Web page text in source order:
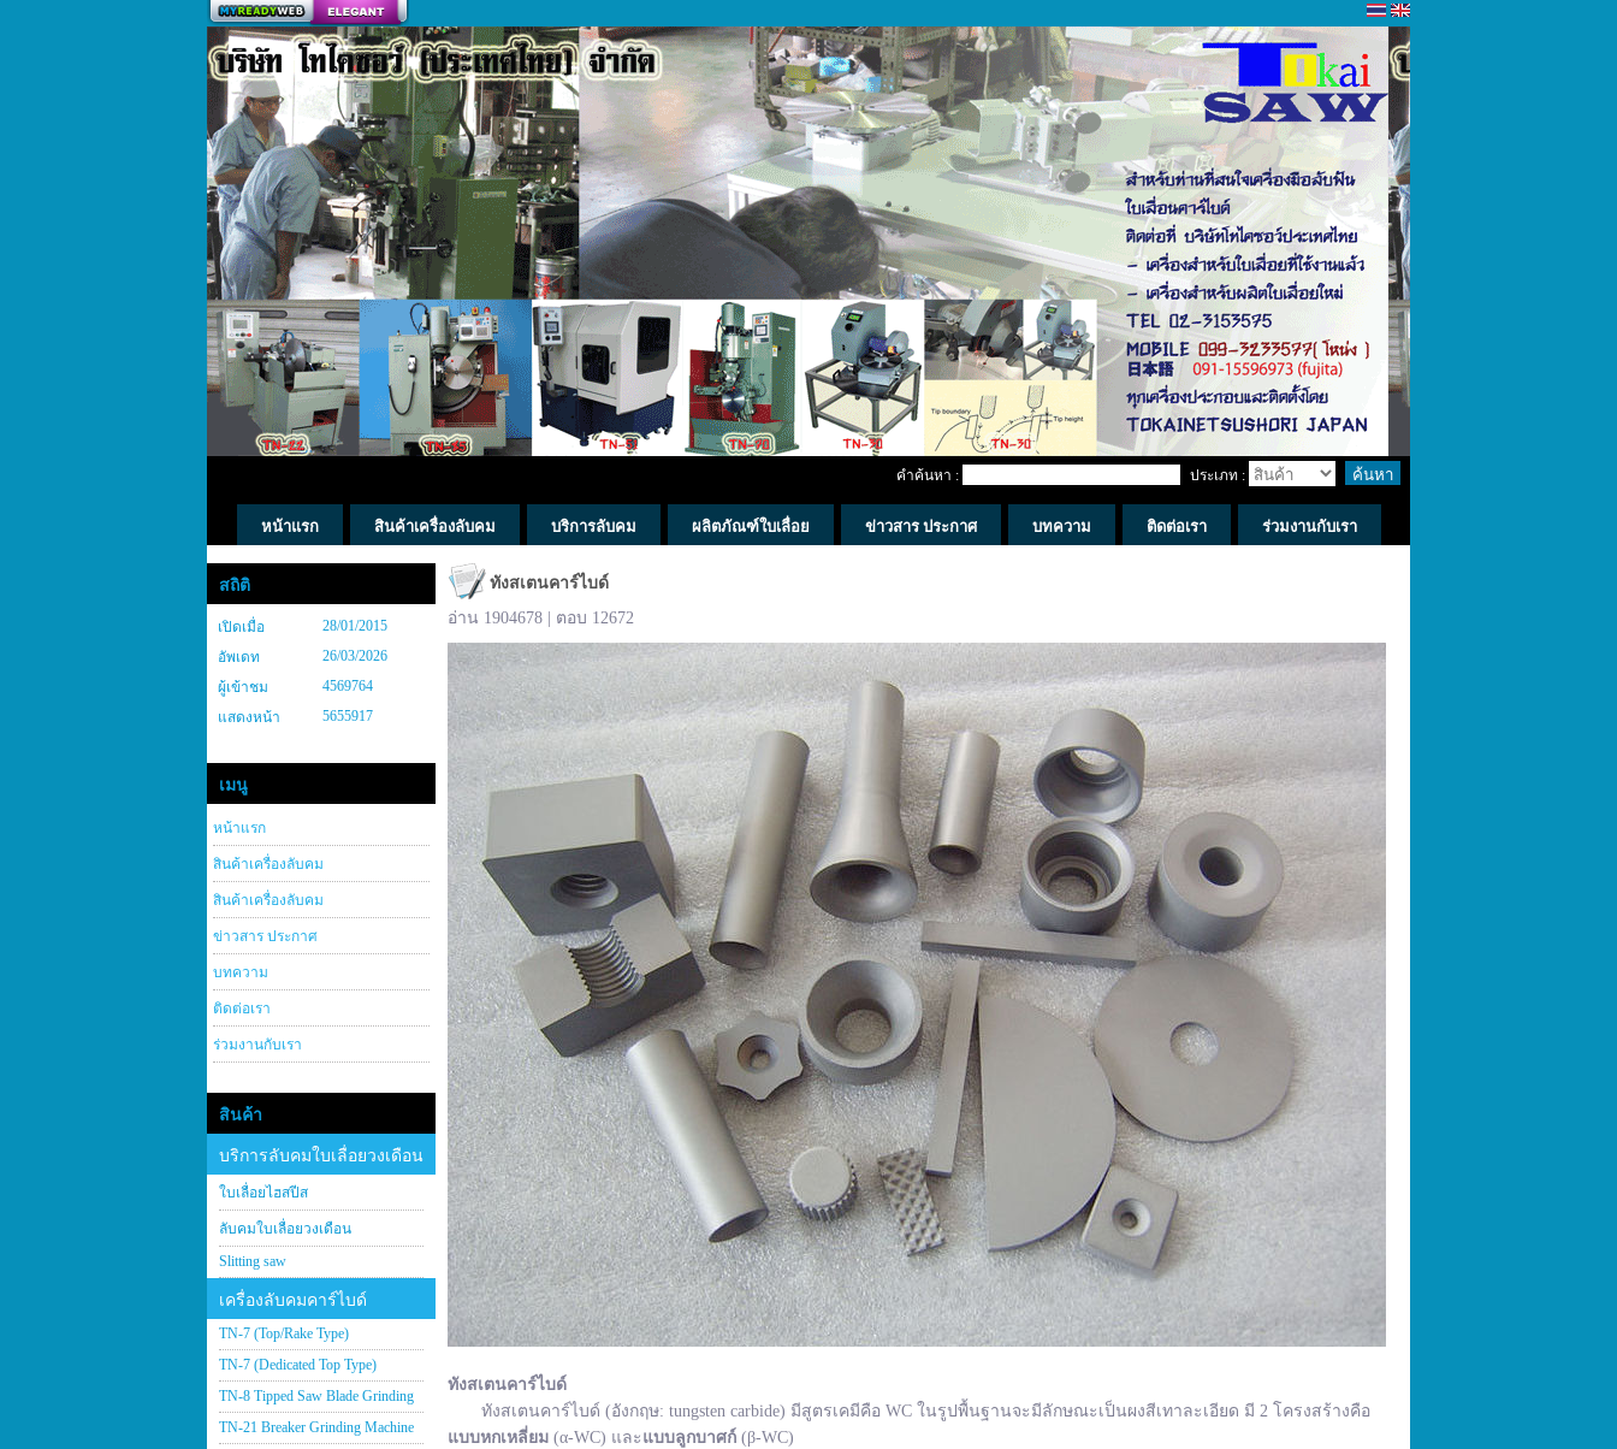
สร้างเว็บ
คำค้นหา : ประเภท :
หน้าแรก สินค้าเครื่องลับคม บริการลับคม ผลิตภัณฑ์ใบเลื่อย ข่าวสาร ประกาศ บทความ ติดต่อเรา ร่วมงานกับเรา
สถิติ
เปิดเมื่อ
28/01/2015
อัพเดท
26/03/2026
ผู้เข้าชม
4569764
แสดงหน้า
5655917
เมนู
หน้าแรก
สินค้าเครื่องลับคม
สินค้าเครื่องลับคม
ข่าวสาร ประกาศ
บทความ
ติดต่อเรา
ร่วมงานกับเรา
สินค้า
บริการลับคมใบเลื่อยวงเดือน
ใบเลื่อยไฮสปีส
ลับคมใบเลื่อยวงเดือน
Slitting saw
เครื่องลับคมคาร์ไบด์
TN-7 (Top/Rake Type)
TN-7 (Dedicated Top Type)
TN-8 Tipped Saw Blade Grinding
TN-21 Breaker Grinding Machine
ทังสเตนคาร์ไบด์
อ่าน 1904678 | ตอบ 12672
ทังสเตนคาร์ไบด์
ทังสเตนคาร์ไบด์ (อังกฤษ: tungsten carbide) มีสูตรเคมีคือ WC ในรูปพื้นฐานจะมีลักษณะเป็นผงสีเทาละเอียด มี 2 โครงสร้างคือ
แบบหกเหลี่ยม (α-WC) และ แบบลูกบาศก์ (β-WC)